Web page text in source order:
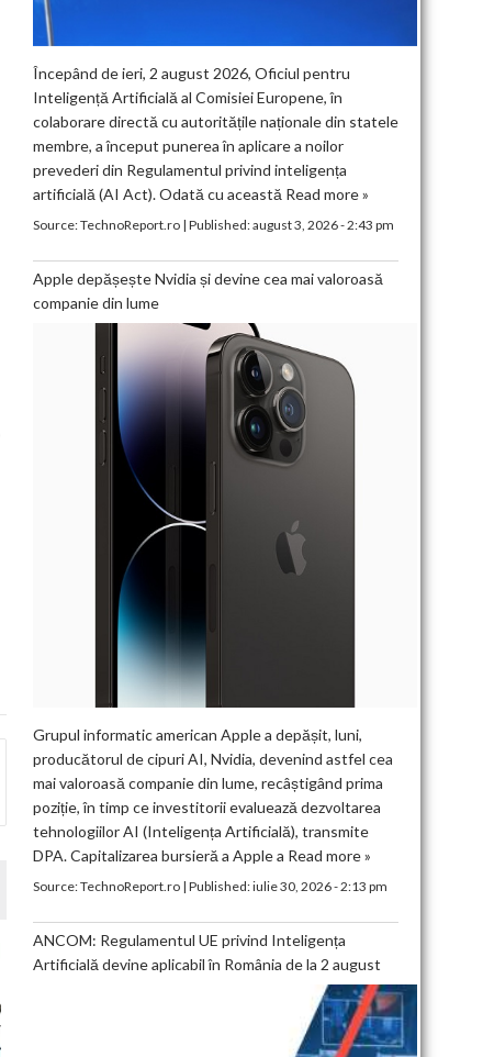
Începând de ieri, 2 august 2026, Oficiul pentru
Inteligență Artificială al Comisiei Europene, în
colaborare directă cu autoritățile naționale din statele
membre, a început punerea în aplicare a noilor
prevederi din Regulamentul privind inteligența
artificială (AI Act). Odată cu această Read more »
Source:TechnoReport.ro| Published:august 3, 2026 - 2:43 pm
Apple depășește Nvidia și devine cea mai valoroasă
companie din lume
Grupul informatic american Apple a depășit, luni,
producătorul de cipuri AI, Nvidia, devenind astfel cea
mai valoroasă companie din lume, recâștigând prima
poziție, în timp ce investitorii evaluează dezvoltarea
tehnologiilor AI (Inteligența Artificială), transmite
DPA. Capitalizarea bursieră a Apple a Read more »
Source:TechnoReport.ro| Published:iulie 30, 2026 - 2:13 pm
ANCOM: Regulamentul UE privind Inteligența
Artificială devine aplicabil în România de la 2 august